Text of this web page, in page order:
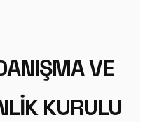
VE
KURULU